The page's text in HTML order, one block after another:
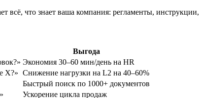
всё, что знает ваша компания: регламенты,
Выгода
Экономия 30–60 мин/день на HR
X?» Снижение нагрузки на L2 на 40–60%
Быстрый поиск по 1000+ документов
Ускорение цикла продаж